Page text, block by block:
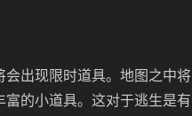
出现限时道具。地图之中将
的小道具。这对于逃生是有